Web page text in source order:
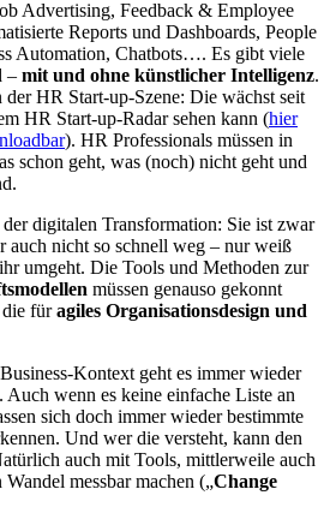
Advertising, Feedback & Employee
Reports und Dashboards, People
Automation, Chatbots…. Es gibt viele
– mit und ohne künstlicher Intelligenz.
der HR Start-up-Szene: Die wächst seit
HR Start-up-Radar sehen kann (hier
). HR Professionals müssen in
schon geht, was (noch) nicht geht und
digitalen Transformation: Sie ist zwar
auch nicht so schnell weg – nur weiß
umgeht. Die Tools und Methoden zur
müssen genauso gekonnt
füragiles Organisationsdesign und
Kontext geht es immer wieder
Auch wenn es keine einfache Liste an
sich doch immer wieder bestimmte
Und wer die versteht, kann den
auch mit Tools, mittlerweile auch
messbar machen („Change